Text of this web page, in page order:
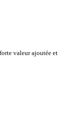
valeur ajoutée et